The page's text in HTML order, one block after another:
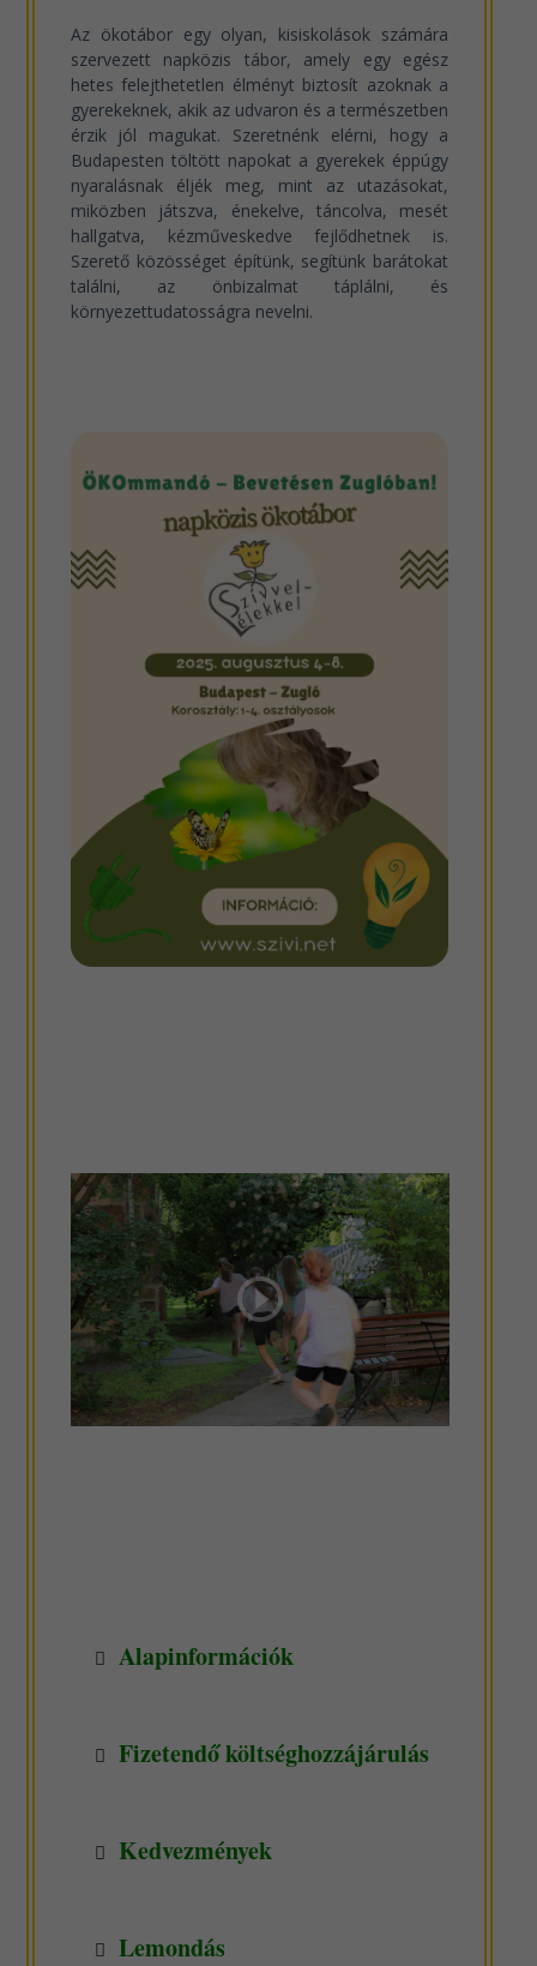
Az ökotábor egy olyan, kisiskolások számára
szervezett napközis tábor, amely egy egész
hetes felejthetetlen élményt biztosít azoknak a
gyerekeknek, akik az udvaron és a természetben
érzik jól magukat. Szeretnénk elérni, hogy a
Budapesten töltött napokat a gyerekek éppúgy
nyaralásnak éljék meg, mint az utazásokat,
miközben játszva, énekelve, táncolva, mesét
hallgatva, kézműveskedve fejlődhetnek is.
Szerető közösséget építünk, segítünk barátokat
találni, az önbizalmat táplálni, és
környezettudatosságra nevelni.
Alapinformációk
Fizetendő költséghozzájárulás
Kedvezmények
Lemondás